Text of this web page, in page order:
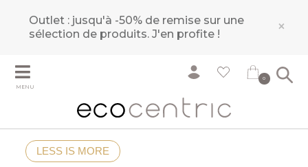
Outlet : jusqu'à -50% de remise sur une
sélection de produits.J'en profite ! ×
MENU
0
LESS IS MORE